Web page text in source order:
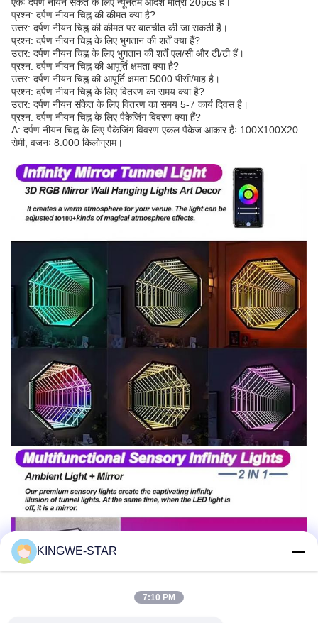
प्रश्न: दर्पण नीयन चिह्न की कीमत क्या है?
उत्तर: दर्पण नीयन चिह्न की कीमत पर बातचीत की जा सकती है।
प्रश्न: दर्पण नीयन चिह्न के लिए भुगतान की शर्तें क्या हैं?
उत्तर: दर्पण नीयन चिह्न के लिए भुगतान की शर्तें एल/सी और टी/टी हैं।
प्रश्न: दर्पण नीयन चिह्न की आपूर्ति क्षमता क्या है?
उत्तर: दर्पण नीयन चिह्न की आपूर्ति क्षमता 5000 पीसी/माह है।
प्रश्न: दर्पण नीयन चिह्न के लिए वितरण का समय क्या है?
उत्तर: दर्पण नीयन संकेत के लिए वितरण का समय 5-7 कार्य दिवस है।
प्रश्न: दर्पण नीयन चिह्न के लिए पैकेजिंग विवरण क्या हैं?
A: दर्पण नीयन चिह्न के लिए पैकेजिंग विवरण एकल पैकेज आकार हैंः 100X100X20
सेमी, वजनः 8.000 किलोग्राम।
KINGWE-STAR
7:10 PM